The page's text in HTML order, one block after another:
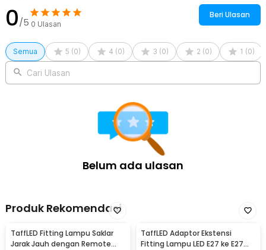
0/5 0 Ulasan
Beri Ulasan
Semua 5 (0) 4 (0) 3 (0) 2 (0) 1 (0)
Cari Ulasan
Belum ada ulasan
Produk Rekomendasi
TaffLED Fitting Lampu Saklar
Jarak Jauh dengan Remote
TaffLED Adaptor Ekstensi
Fitting Lampu LED E27 ke E27